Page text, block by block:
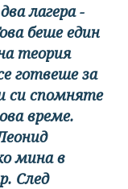
лагера -
беше един
теория
готвеше за
си спомняте
време.
мина в
След